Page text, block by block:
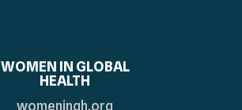
WOMEN IN GLOBAL
HEALTH
womeningh.org